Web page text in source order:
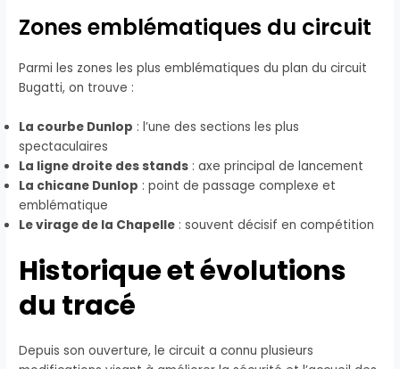
Zones emblématiques du circuit
Parmi les zones les plus emblématiques du plan du circuit
Bugatti, on trouve :
La courbe Dunlop : l’une des sections les plus
spectaculaires
La ligne droite des stands : axe principal de lancement
La chicane Dunlop : point de passage complexe et
emblématique
Le virage de la Chapelle : souvent décisif en compétition
Historique et évolutions
du tracé
Depuis son ouverture, le circuit a connu plusieurs